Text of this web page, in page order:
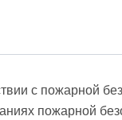
с пожарной
пожарной